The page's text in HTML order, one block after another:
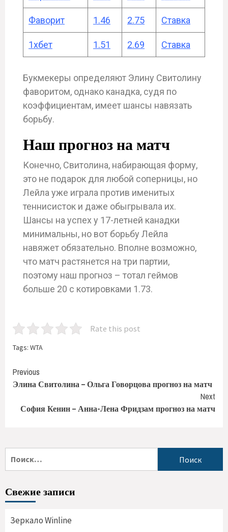
Фаворит 1.46 2.75 Ставка
1хбет 1.51 2.69 Ставка
Букмекеры определяют Элину Свитолину
фаворитом, однако канадка, судя по
коэффициентам, имеет шансы навязать
борьбу.
Наш прогноз на матч
Конечно, Свитолина, набирающая форму,
это не подарок для любой соперницы, но
Лейла уже играла против именитых
теннисисток и даже обыгрывала их.
Шансы на успех у 17-летней канадки
минимальны, но вот борьбу Лейла
навяжет обязательно. Вполне возможно,
что матч растянется на три партии,
поэтому наш прогноз – тотал геймов
больше 20 с котировками 1.73.
Rate this post
Tags: WTA
Previous
Элина Свитолина – Ольга Говорцова прогноз на матч
Next
София Кенин – Анна-Лена Фридзам прогноз на матч
Свежие записи
Зеркало Winline